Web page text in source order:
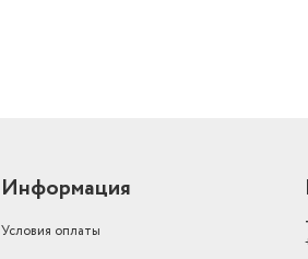
Информация
Условия оплаты